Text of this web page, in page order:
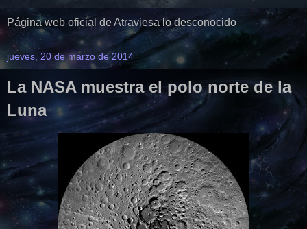
Página web oficial de Atraviesa lo desconocido
jueves, 20 de marzo de 2014
La NASA muestra el polo norte de la
Luna